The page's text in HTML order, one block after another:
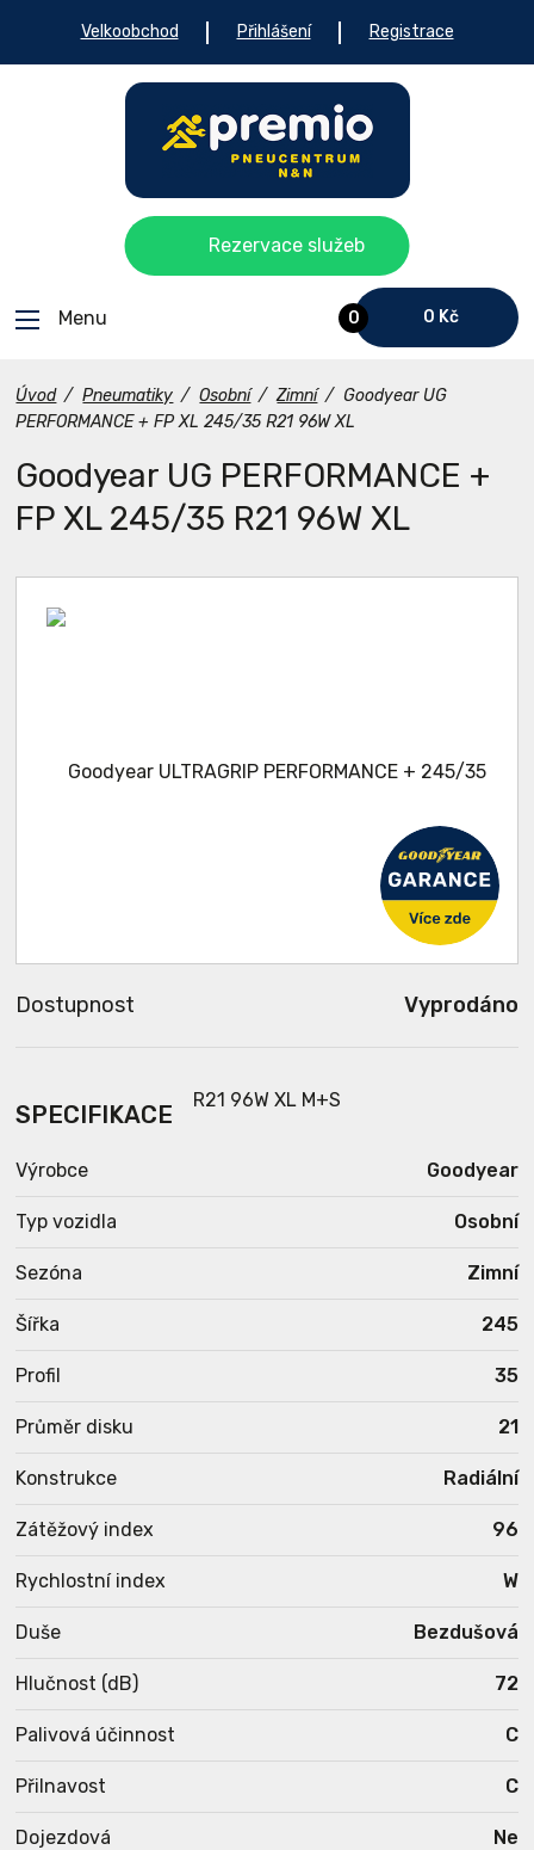
Velkoobchod Přihlášení Registrace
0 0 Kč
Menu
Rezervace služeb
Úvod / Pneumatiky / Osobní / Zimní / Goodyear UG
PERFORMANCE + FP XL 245/35 R21 96W XL
Goodyear UG PERFORMANCE +
FP XL 245/35 R21 96W XL
Dostupnost Vyprodáno
SPECIFIKACE
Výrobce Goodyear
Typ vozidla Osobní
Sezóna Zimní
Šířka 245
Profil 35
Průměr disku 21
Konstrukce Radiální
Zátěžový index 96
Rychlostní index W
Duše Bezdušová
Hlučnost (dB) 72
Palivová účinnost C
Přilnavost C
Dojezdová Ne